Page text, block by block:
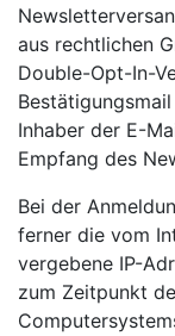
aus rechtlichen
Double-Opt-In-
Inhaber der E-
Empfang des
Bei der
ferner die vom
vergebene IP-
zum Zeitpunkt